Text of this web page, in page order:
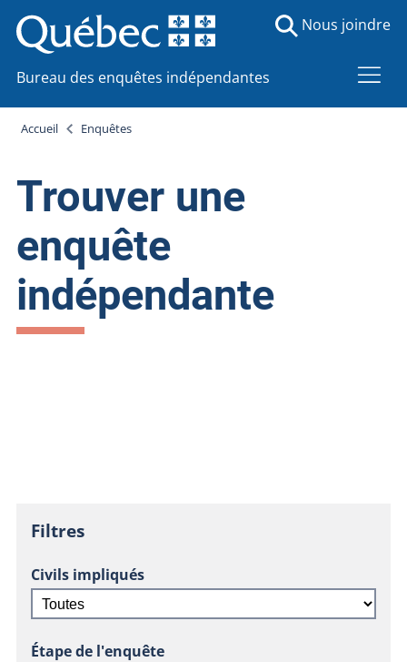
Bureau des enquêtes indépendantes
Nous joindre
Accueil Enquêtes
Trouver une
enquête
indépendante
Filtres
Civils impliqués
Étape de l'enquête